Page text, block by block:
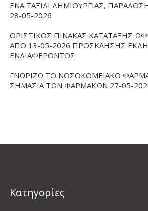
ΕΝΑ ΤΑΞΙΔΙ ΔΗΜΙΟΥΡΓΙΑΣ,
28-05-2026
ΟΡΙΣΤΙΚΟΣ ΠΙΝΑΚΑΣ ΚΑΤΑΤΑΞΗΣ
ΑΠΟ 13-05-2026 ΠΡΟΣΚΛΗΣΗΣ
ΕΝΔΙΑΦΕΡΟΝΤΟΣ
ΓΝΩΡΙΖΩ ΤΟ ΝΟΣΟΚΟΜΕΙΑΚΟ
ΣΗΜΑΣΙΑ ΤΩΝ ΦΑΡΜΑΚΩΝ 27-05-
Kατηγορίες